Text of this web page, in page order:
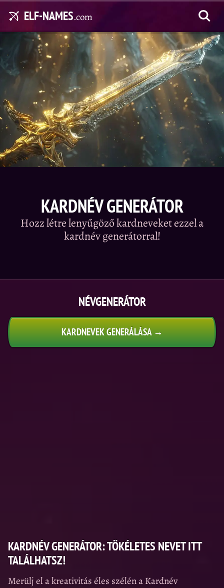
ELF-NAMES.com
KARDNÉV GENERÁTOR
Hozz létre lenyűgöző kardneveket ezzel a
kardnév generátorral!
NÉVGENERÁTOR
KARDNEVEK GENERÁLÁSA →
KARDNÉV GENERÁTOR: TÖKÉLETES NEVET ITT
TALÁLHATSZ!
Merülj el a kreativitás éles szélén a Kardnév